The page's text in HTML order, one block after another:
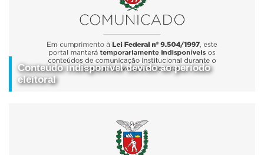
Conteúdo indisponível devido ao período
eleitoral